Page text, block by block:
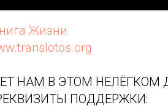
Жизни
НАМ В ЭТОМ НЕЛЁГКОМ
ПОДДЕРЖКИ: